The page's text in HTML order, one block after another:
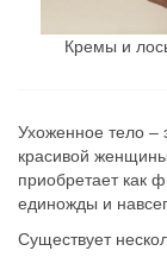
Кремы и
Ухоженное тело –
красивой
приобретает как
единожды и
Существует